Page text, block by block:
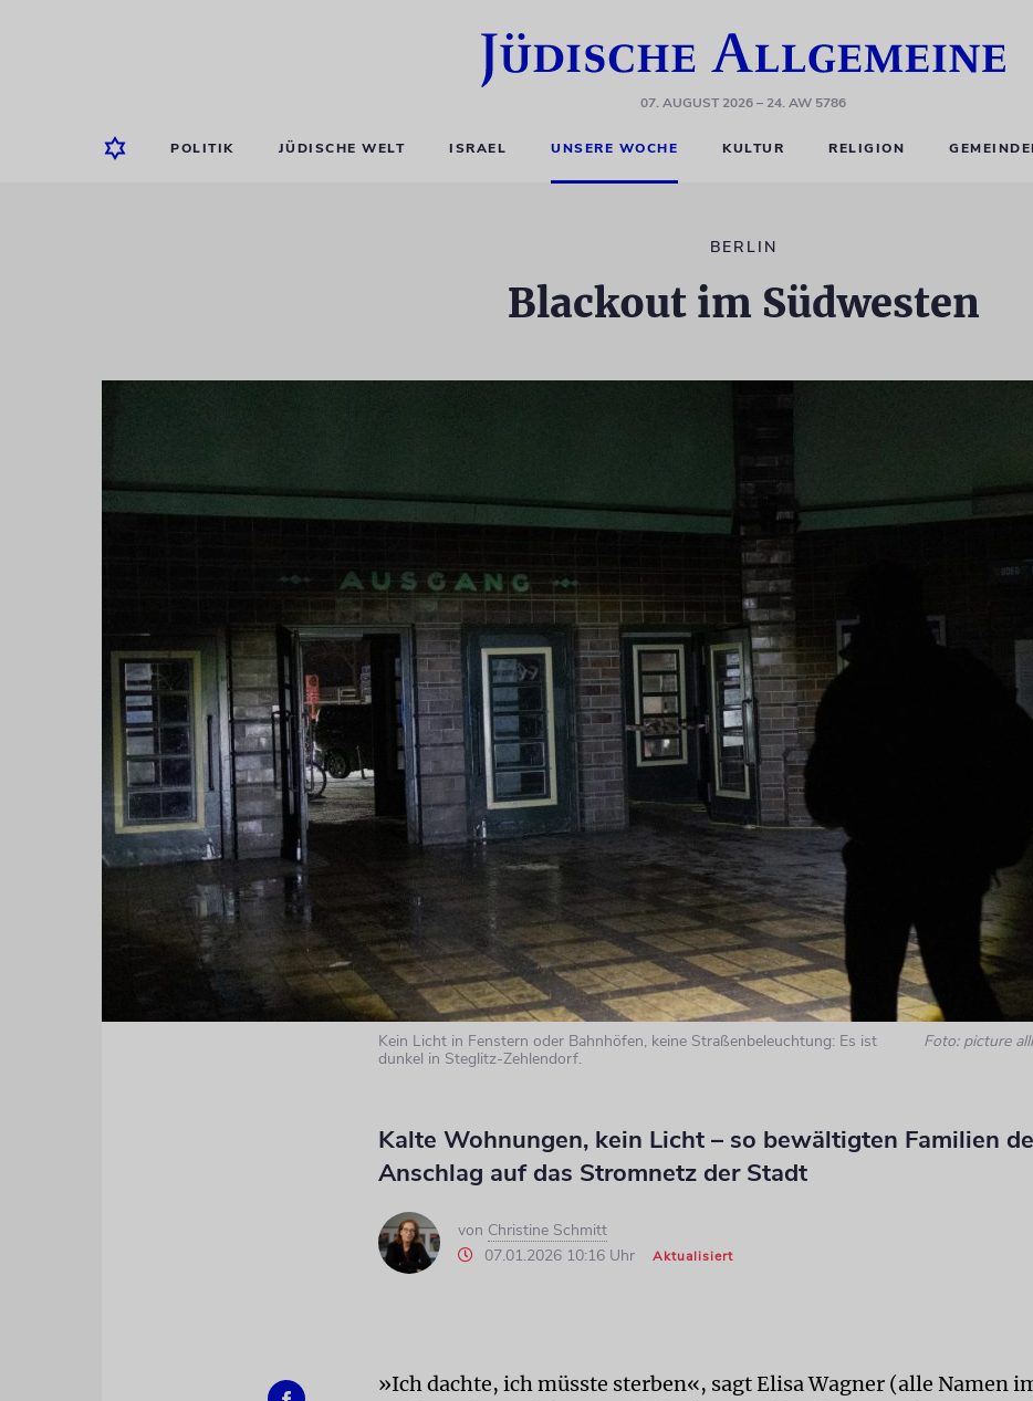
07. AUGUST 2026– 24. AW 5786
POLITIK JÜDISCHE WELT ISRAEL UNSERE WOCHE KULTUR RELIGION
BERLIN
Blackout im Südwesten
Kein Licht in Fenstern oder Bahnhöfen, keine Straßenbeleuchtung: Es ist
dunkel in Steglitz-Zehlendorf.
Foto: picture
Kalte Wohnungen, kein Licht – so bewältigten Familien
Anschlag auf das Stromnetz der Stadt
von Christine Schmitt
07.01.2026 10:16 Uhr
Aktualisiert
»Ich dachte, ich müsste sterben«, sagt Elisa Wagner (alle Namen